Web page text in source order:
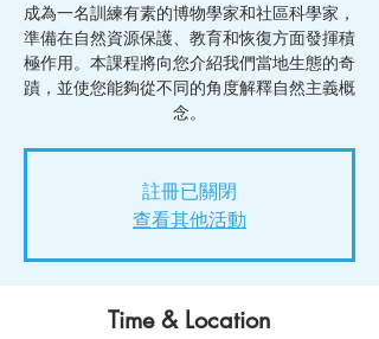
成為一名訓練有素的博物學家和社區科學家，
準備在自然資源保護、教育和恢復方面發揮積
極作用。本課程將向您介紹我們當地生態的奇
蹟，並使您能夠從不同的角度解釋自然主義概
念。
註冊已關閉
查看其他活動
Time & Location